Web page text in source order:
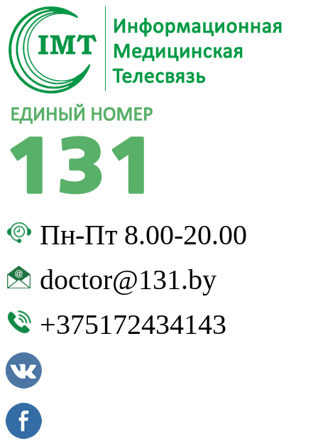
Пн-Пт 8.00-20.00
doctor@131.by
+375172434143